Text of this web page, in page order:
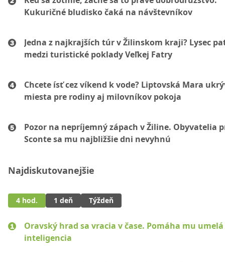
Kukuričné bludisko čaká na návštevníkov
Jedna z najkrajších túr v Žilinskom kraji? Lysec
medzi turistické poklady Veľkej Fatry
Chcete ísť cez víkend k vode? Liptovská Mara
miesta pre rodiny aj milovníkov pokoja
Pozor na nepríjemný zápach v Žiline. Obyvatelia
Sconte sa mu najbližšie dni nevyhnú
Najdiskutovanejšie
4 hod. 1 deň Týždeň
Oravský hrad sa vracia v čase. Pomáha mu umelá
inteligencia